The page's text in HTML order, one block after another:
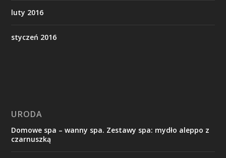
luty 2016
styczeń 2016
URODA
Domowe spa – wanny spa. Zestawy spa: mydło aleppo z
czarnuszką